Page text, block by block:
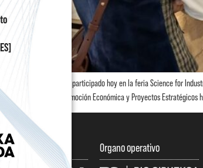
Foral de Gipuzkoa ha participado hoy en la feria Science for
por el diputado de Promoción Económica y Proyectos
Organo operativo